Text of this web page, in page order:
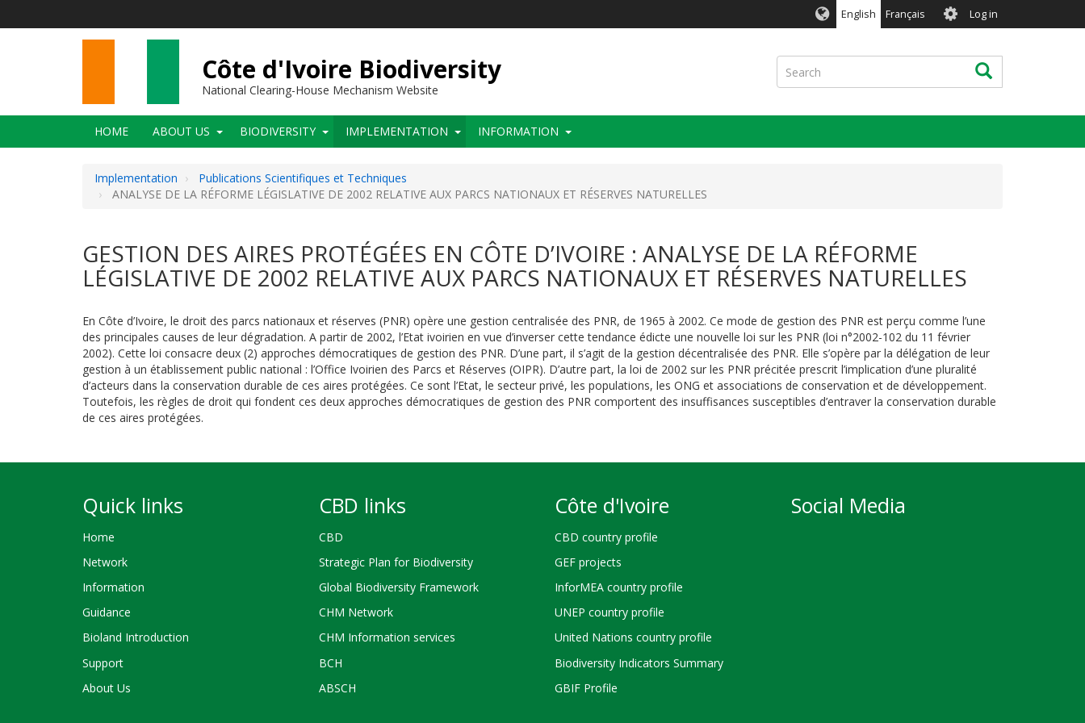
English Français User
account
menu
Log in
Côte d'Ivoire Biodiversity
National Clearing-House Mechanism Website
Search Search
Main
navigation
HOME ABOUT US BIODIVERSITY IMPLEMENTATION INFORMATION
Implementation
Publications Scientifiques et Techniques
ANALYSE DE LA RÉFORME LÉGISLATIVE DE 2002 RELATIVE AUX PARCS NATIONAUX ET RÉSERVES NATURELLES
GESTION DES AIRES PROTÉGÉES EN CÔTE D’IVOIRE : ANALYSE DE LA RÉFORME
LÉGISLATIVE DE 2002 RELATIVE AUX PARCS NATIONAUX ET RÉSERVES NATURELLES
En Côte d’Ivoire, le droit des parcs nationaux et réserves (PNR) opère une gestion centralisée des PNR, de 1965 à 2002. Ce mode de gestion des PNR est perçu comme l’une
des principales causes de leur dégradation. A partir de 2002, l’Etat ivoirien en vue d’inverser cette tendance édicte une nouvelle loi sur les PNR (loi n°2002-102 du 11 février
2002). Cette loi consacre deux (2) approches démocratiques de gestion des PNR. D’une part, il s’agit de la gestion décentralisée des PNR. Elle s’opère par la délégation de leur
gestion à un établissement public national : l’Office Ivoirien des Parcs et Réserves (OIPR). D’autre part, la loi de 2002 sur les PNR précitée prescrit l’implication d’une pluralité
d’acteurs dans la conservation durable de ces aires protégées. Ce sont l’Etat, le secteur privé, les populations, les ONG et associations de conservation et de développement.
Toutefois, les règles de droit qui fondent ces deux approches démocratiques de gestion des PNR comportent des insuffisances susceptibles d’entraver la conservation durable
de ces aires protégées.
Quick links
Home
Network
Information
Guidance
Bioland Introduction
Support
About Us
CBD links
CBD
Strategic Plan for Biodiversity
Global Biodiversity Framework
CHM Network
CHM Information services
BCH
ABSCH
Côte d'Ivoire
CBD country profile
GEF projects
InforMEA country profile
UNEP country profile
United Nations country profile
Biodiversity Indicators Summary
GBIF Profile
Social Media